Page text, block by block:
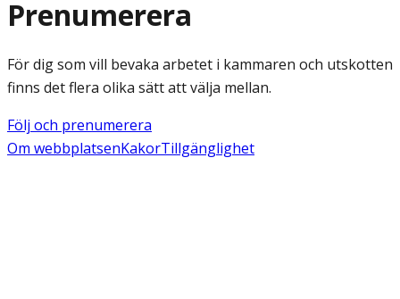
Prenumerera
För dig som vill bevaka arbetet i kammaren och utskotten
finns det flera olika sätt att välja mellan.
Följ och prenumerera
Om webbplatsenKakorTillgänglighet